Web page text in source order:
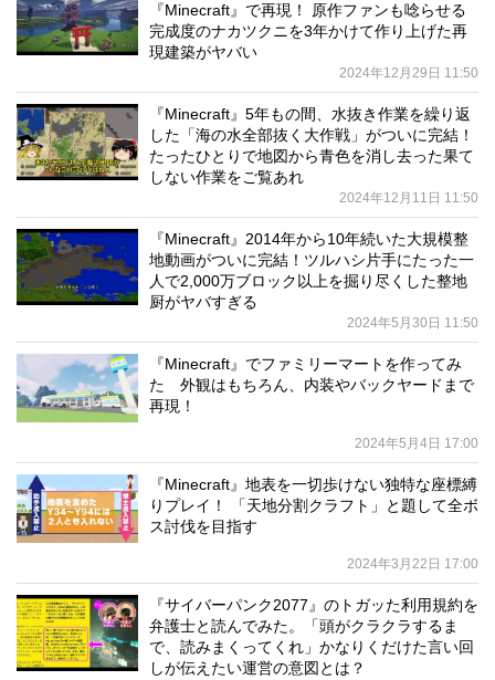
『Minecraft』で再現！ 原作ファンも唸らせる
完成度のナカツクニを3年かけて作り上げた再
現建築がヤバい
2024年12月29日 11:50
『Minecraft』5年もの間、水抜き作業を繰り返
した「海の水全部抜く大作戦」がついに完結！
たったひとりで地図から青色を消し去った果て
しない作業をご覧あれ
2024年12月11日 11:50
『Minecraft』2014年から10年続いた大規模整
地動画がついに完結！ツルハシ片手にたった一
人で2,000万ブロック以上を掘り尽くした整地
厨がヤバすぎる
2024年5月30日 11:50
『Minecraft』でファミリーマートを作ってみ
た 外観はもちろん、内装やバックヤードまで
再現！
2024年5月4日 17:00
『Minecraft』地表を一切歩けない独特な座標縛
りプレイ！ 「天地分割クラフト」と題して全ボ
ス討伐を目指す
2024年3月22日 17:00
『サイバーパンク2077』のトガッた利用規約を
弁護士と読んでみた。「頭がクラクラするま
で、読みまくってくれ」かなりくだけた言い回
しが伝えたい運営の意図とは？